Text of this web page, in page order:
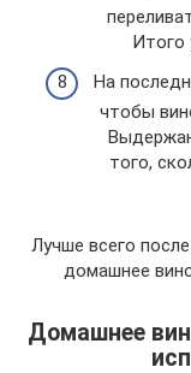
Итого
На
чтобы
того,
Лучше всего
домашнее
Домашнее